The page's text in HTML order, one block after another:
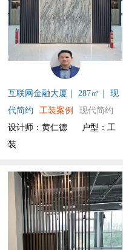
互联网金融大厦｜ 287㎡｜ 现
代简约
工装案例
现代简约
设计师：黄仁德
户型：工
装